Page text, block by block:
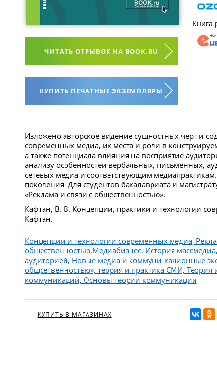
ЧИТАТЬ ОТРЫВОК НА BOOK.RU
КУПИТЬ ПЕЧАТНЫЕ ЭКЗЕМПЛЯРЫ
Книга
Изложено авторское видение сущностных черт и
современных медиа, их места и роли в
а также потенциала влияния на восприятие
анализу особенностей вербальных, письменных,
сетевых медиа и соответствующим
поколения. Для студентов бакалавриата и
«Реклама и связи с общественностью».
Кафтан, В. В. Концепции, практики и технологии
Кафтан.
Концепции и технологии современных медиа,
общественностью,Медиабизнес, История
аудиторией, Новые медиа и коммуни-кационные
общсетвенностью», теория и практика СМИ, Теория
коммуникаций, Основы теории коммуникации
КУПИТЬ В МАГАЗИНАХ